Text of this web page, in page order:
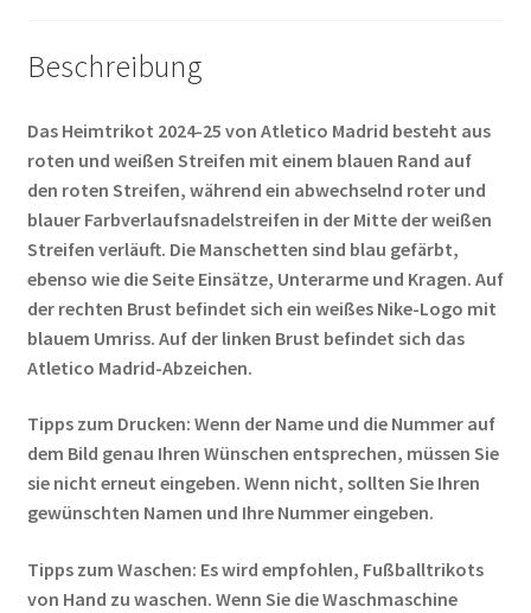
Beschreibung
Das Heimtrikot 2024-25 von Atletico Madrid besteht aus
roten und weißen Streifen mit einem blauen Rand auf
den roten Streifen, während ein abwechselnd roter und
blauer Farbverlaufsnadelstreifen in der Mitte der weißen
Streifen verläuft. Die Manschetten sind blau gefärbt,
ebenso wie die Seite Einsätze, Unterarme und Kragen. Auf
der rechten Brust befindet sich ein weißes Nike-Logo mit
blauem Umriss. Auf der linken Brust befindet sich das
Atletico Madrid-Abzeichen.
Tipps zum Drucken: Wenn der Name und die Nummer auf
dem Bild genau Ihren Wünschen entsprechen, müssen Sie
sie nicht erneut eingeben. Wenn nicht, sollten Sie Ihren
gewünschten Namen und Ihre Nummer eingeben.
Tipps zum Waschen: Es wird empfohlen, Fußballtrikots
von Hand zu waschen. Wenn Sie die Waschmaschine